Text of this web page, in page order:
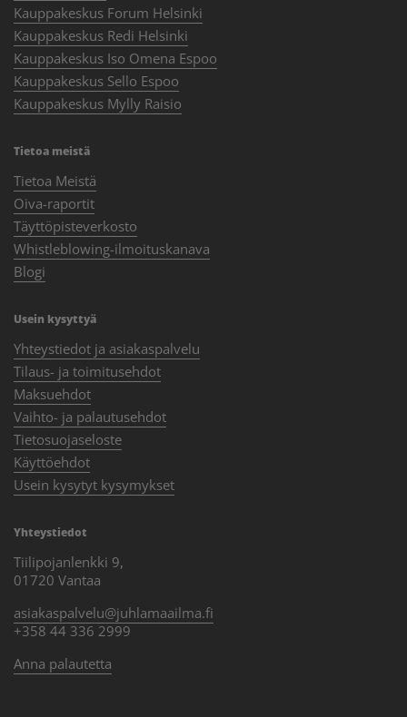
Kauppakeskus Forum Helsinki
Kauppakeskus Redi Helsinki
Kauppakeskus Iso Omena Espoo
Kauppakeskus Sello Espoo
Kauppakeskus Mylly Raisio
Tietoa meistä
Tietoa Meistä
Oiva-raportit
Täyttöpisteverkosto
Whistleblowing-ilmoituskanava
Blogi
Usein kysyttyä
Yhteystiedot ja asiakaspalvelu
Tilaus- ja toimitusehdot
Maksuehdot
Vaihto- ja palautusehdot
Tietosuojaseloste
Käyttöehdot
Usein kysytyt kysymykset
Yhteystiedot
Tiilipojanlenkki 9,
01720 Vantaa
asiakaspalvelu@juhlamaailma.fi
+358 44 336 2999
Anna palautetta